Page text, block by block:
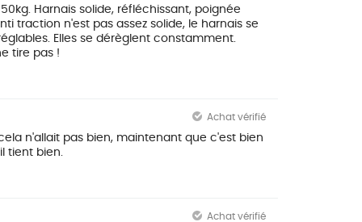
Harnais solide, réfléchissant, poignée
traction n'est pas assez solide, le harnais se
Elles se dérèglent constamment.
tire pas !
Achat vérifié
n'allait pas bien, maintenant que c'est bien
tient bien.
Achat vérifié